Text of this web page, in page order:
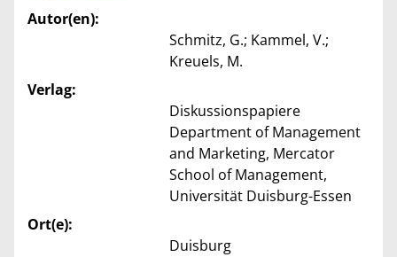
Autor(en):
Schmitz, G.; Kammel, V.;
Kreuels, M.
Verlag:
Diskussionspapiere
Department of Management
and Marketing, Mercator
School of Management,
Universität Duisburg-Essen
Ort(e):
Duisburg